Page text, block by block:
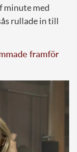
minute med
rullade in till
framför